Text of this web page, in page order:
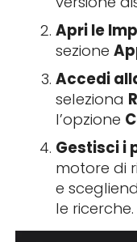
Apri le
sezione
Accedi
seleziona
l’opzione
Gestisci i
motore di
e
le ricerche.